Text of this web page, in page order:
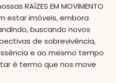
RAÍZES EM MOVIMENTO
estar imóveis, embora
buscando novos
de sobrevivência,
e ao mesmo tempo
é termo que nos move